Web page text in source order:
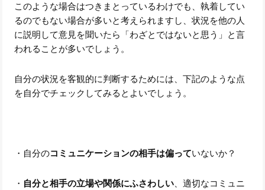
このような場合はつきまとっているわけでも、執着してい
るのでもない場合が多いと考えられますし、状況を他の人
に説明して意見を聞いたら「わざとではないと思う」と言
われることが多いでしょう。
自分の状況を客観的に判断するためには、下記のような点
を自分でチェックしてみるとよいでしょう。
・自分のコミュニケーションの相手は偏っていないか？
・ 自分と相手の立場や関係にふさわしい、適切なコミュニ